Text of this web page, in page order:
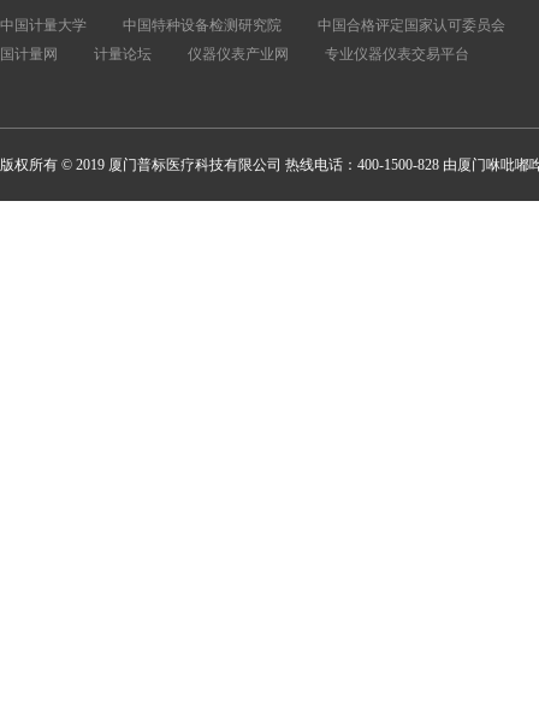
中国计量大学 中国特种设备检测研究院
中国合格评定国家认可委员会
国计量网
计量论坛 仪器仪表产业网 专业仪器仪表交易平台
版权所有 © 2019 厦门普标医疗科技有限公司 热线电话：400-1500-828 由厦门咻吡